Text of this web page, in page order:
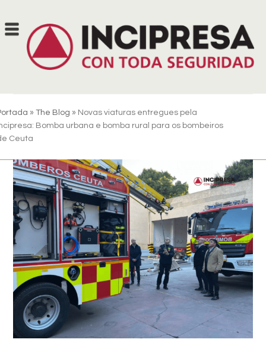
to
content
»The Blog » Novas viaturas entregues pela
Bomba urbana e bomba rural para os bombeiros
Ceuta